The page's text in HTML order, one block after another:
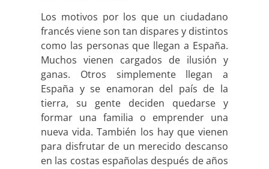
Los motivos por los que un ciudadano
francés viene son tan dispares y distintos
como las personas que llegan a España.
Muchos vienen cargados de ilusión y
ganas. Otros simplemente llegan a
España y se enamoran del país de la
tierra, su gente deciden quedarse y
formar una familia o emprender una
nueva vida. También los hay que vienen
para disfrutar de un merecido descanso
en las costas españolas después de años